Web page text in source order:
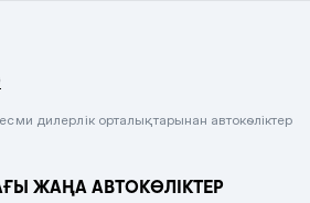
металлик
дилерлік орталықтарынан автокөліктер
ЖАҢА АВТОКӨЛІКТЕР